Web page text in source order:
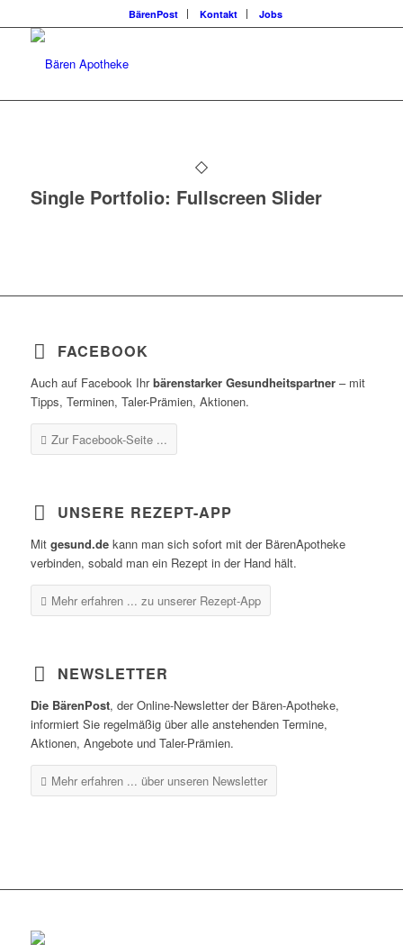
BärenPost Kontakt Jobs
Single Portfolio: Fullscreen Slider
FACEBOOK
Auch auf Facebook Ihrbärenstarker Gesundheitspartner– mit
Tipps, Terminen, Taler-Prämien, Aktionen.
Zur Facebook-Seite ...
UNSERE REZEPT-APP
Mit gesund.dekann man sich sofort mit der BärenApotheke
verbinden, sobald man ein Rezept in der Hand hält.
Mehr erfahren ... zu unserer Rezept-App
NEWSLETTER
Die BärenPost, der Online-Newsletter der Bären-Apotheke,
informiert Sie regelmäßig über alle anstehenden Termine,
Aktionen, Angebote und Taler-Prämien.
Mehr erfahren ... über unseren Newsletter